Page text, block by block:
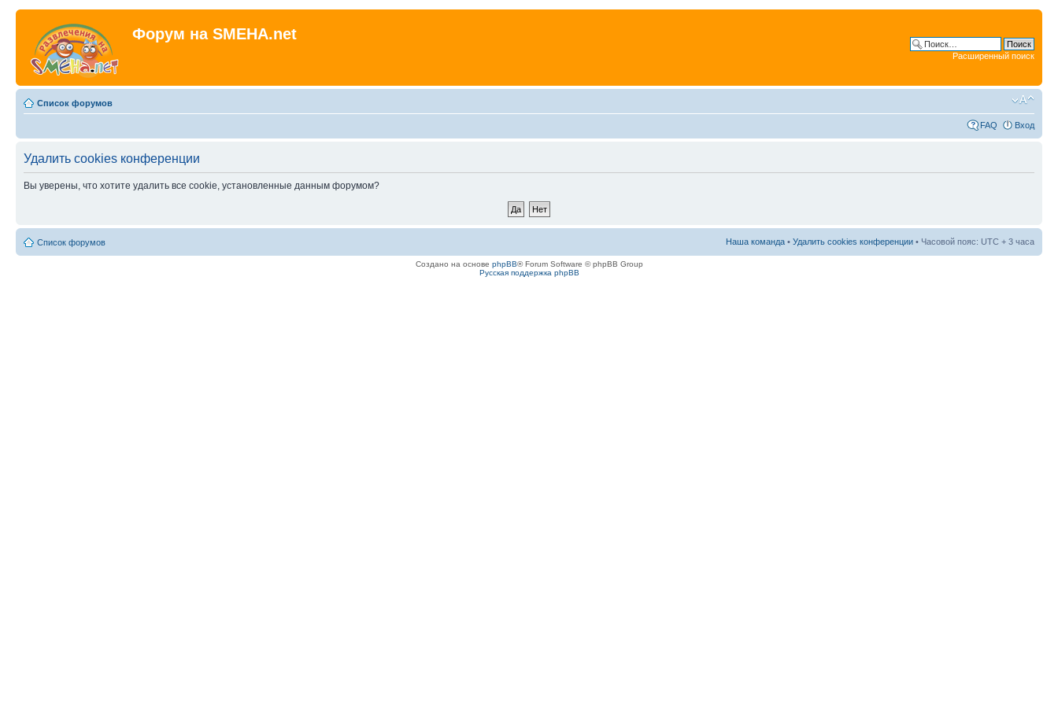
Форум на SMEHA.net
Расширенный поиск
Список форумов
FAQ Вход
Удалить cookies конференции
Вы уверены, что хотите удалить все cookie, установленные данным форумом?
Список форумов Наша команда • Удалить cookies конференции • Часовой пояс: UTC + 3 часа
Создано на основе phpBB® Forum Software © phpBB Group
Русская поддержка phpBB